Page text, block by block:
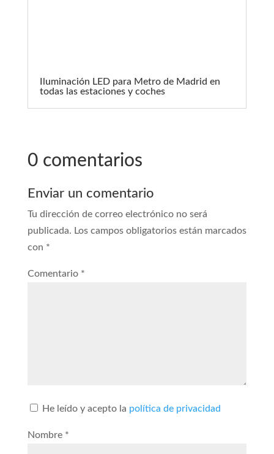
Iluminación LED para Metro de Madrid en
todas las estaciones y coches
0 comentarios
Enviar un comentario
Tu dirección de correo electrónico no será
publicada. Los campos obligatorios están marcados
con *
Comentario *
He leído y acepto la política de privacidad
Nombre *